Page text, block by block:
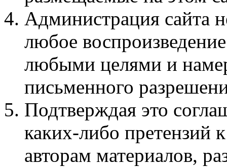
Администрация сайта
любое
любыми целями и
письменного
Подтверждая это
каких-либо претензий
авторам материалов,